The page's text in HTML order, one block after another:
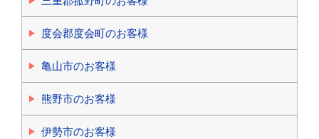
度会郡度会町のお客様
亀山市のお客様
熊野市のお客様
伊勢市のお客様